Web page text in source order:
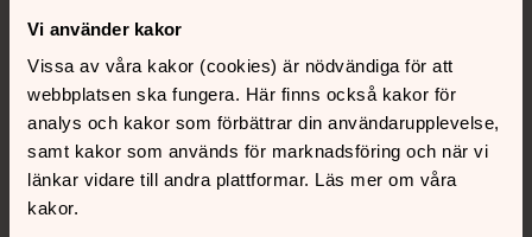
Vi använder kakor
Vissa av våra kakor (cookies) är nödvändiga för att
webbplatsen ska fungera. Här finns också kakor för
analys och kakor som förbättrar din användarupplevelse,
samt kakor som används för marknadsföring och när vi
länkar vidare till andra plattformar. Läs mer om våra
kakor.
Kontakt
Kalender
Hitta snabbt